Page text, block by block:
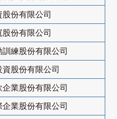
份有限公司
份有限公司
練股份有限公司
股份有限公司
業股份有限公司
企業股份有限公司